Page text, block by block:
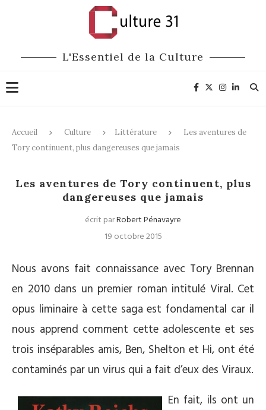
L'Essentiel de la Culture
Accueil Culture Littérature
Les aventures de
Tory continuent, plus dangereuses que jamais
Les aventures de Tory continuent, plus
dangereuses que jamais
écrit parRobert Pénavayre
19 octobre 2015
Nous avons fait connaissance avec Tory Brennan
en 2010 dans un premier roman intitulé Viral. Cet
opus liminaire à cette saga est fondamental car il
nous apprend comment cette adolescente et ses
trois inséparables amis, Ben, Shelton et Hi, ont été
contaminés par un virus qui a fait d’eux des Viraux.
En fait, ils ont un